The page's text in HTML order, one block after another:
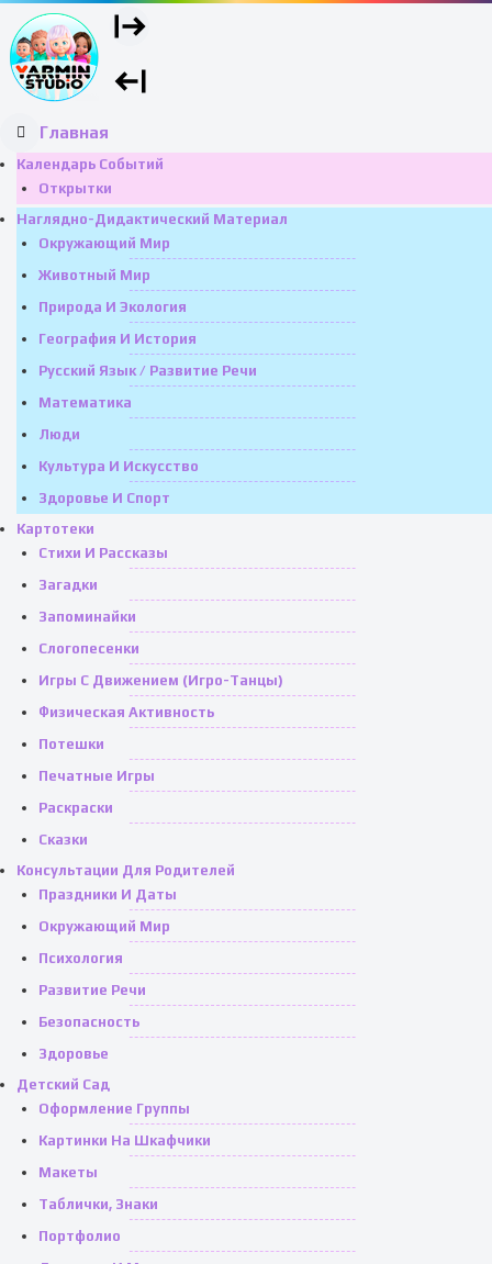
Главная
Календарь Событий
Открытки
Наглядно-Дидактический Материал
Окружающий Мир
Животный Мир
Природа И Экология
География И История
Русский Язык / Развитие Речи
Математика
Люди
Культура И Искусство
Здоровье И Спорт
Картотеки
Стихи И Рассказы
Загадки
Запоминайки
Слогопесенки
Игры С Движением (игро-Танцы)
Физическая Активность
Потешки
Печатные Игры
Раскраски
Сказки
Консультации Для Родителей
Праздники И Даты
Окружающий Мир
Психология
Развитие Речи
Безопасность
Здоровье
Детский Сад
Оформление Группы
Картинки На Шкафчики
Макеты
Таблички, Знаки
Портфолио